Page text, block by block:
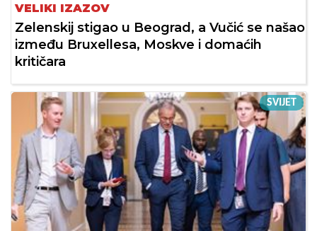
VELIKI IZAZOV
Zelenskij stigao u Beograd, a Vučić se našao
između Bruxellesa, Moskve i domaćih
kritičara
SVIJET